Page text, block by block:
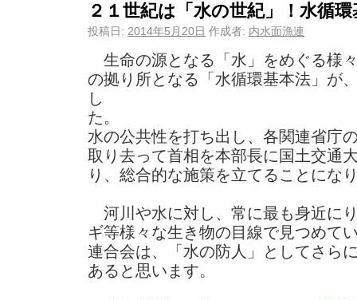
２１世紀は「水の世紀」！水循
投稿日: 2014年5月20日 作成者: 内水面漁連
生命の源となる「水」をめぐる様
の拠り所となる「水循環基本法」が
し
水の公共性を打ち出し、各関連省庁
取り去って首相を本部長に国土交通
り、総合的な施策を立てることにな
河川や水に対し、常に最も身近に
ギ等様々な生き物の目線で見つめて
連合会は、「水の防人」としてさら
あると思います。